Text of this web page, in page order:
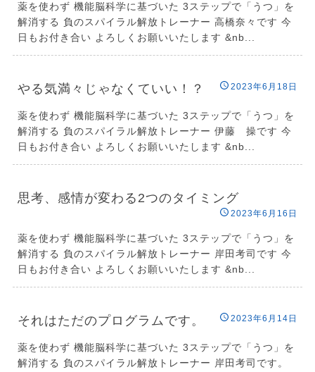
薬を使わず 機能脳科学に基づいた 3ステップで「うつ」を
解消する 負のスパイラル解放トレーナー 高橋奈々です 今
日もお付き合い よろしくお願いいたします &nb...
やる気満々じゃなくていい！？ 2023年6月18日
薬を使わず 機能脳科学に基づいた 3ステップで「うつ」を
解消する 負のスパイラル解放トレーナー 伊藤 操です 今
日もお付き合い よろしくお願いいたします &nb...
思考、感情が変わる2つのタイミング
2023年6月16日
薬を使わず 機能脳科学に基づいた 3ステップで「うつ」を
解消する 負のスパイラル解放トレーナー 岸田考司です 今
日もお付き合い よろしくお願いいたします &nb...
それはただのプログラムです。 2023年6月14日
薬を使わず 機能脳科学に基づいた 3ステップで「うつ」を
解消する 負のスパイラル解放トレーナー 岸田考司です。